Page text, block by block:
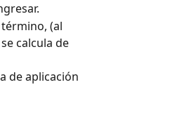
(al
calcula de
de aplicación